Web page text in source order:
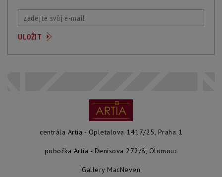
centrála Artia - Opletalova 1417/25, Praha 1
pobočka Artia - Denisova 272/8, Olomouc
Gallery MacNeven